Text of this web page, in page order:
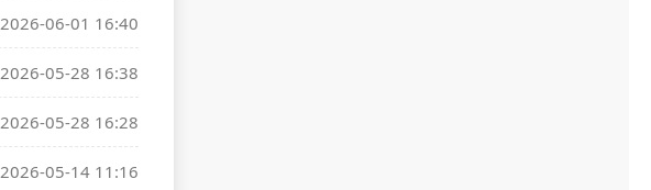
2026-06-01 16:40
2026-05-28 16:38
2026-05-28 16:28
2026-05-14 11:16